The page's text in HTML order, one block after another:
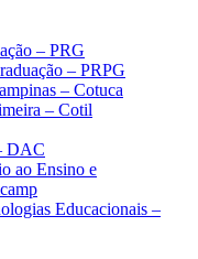
– PRG
– PRPG
– Cotuca
– Cotil
DAC
ao Ensino e
Educacionais –